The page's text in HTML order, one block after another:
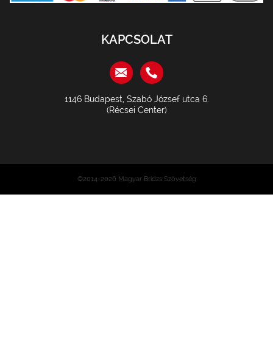
KAPCSOLAT
1146 Budapest, Szabó József utca 6.
(Récsei Center)
©2014-2026 Magyar Bridzs Szövetség